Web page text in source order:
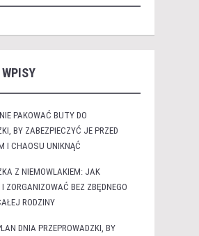
PAKOWAĆ BUTY DO
BY ZABEZPIECZYĆ JE PRZED
I CHAOSU UNIKNĄĆ
Z NIEMOWLAKIEM: JAK
ZORGANIZOWAĆ BEZ ZBĘDNEGO
RODZINY
DNIA PRZEPROWADZKI, BY